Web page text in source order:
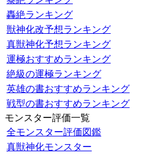
轟絶ランキング
獣神化改予想ランキング
真獣神化予想ランキング
運極おすすめランキング
絶級の運極ランキング
英雄の書おすすめランキング
戦型の書おすすめランキング
モンスター評価一覧
全モンスター評価図鑑
真獣神化モンスター